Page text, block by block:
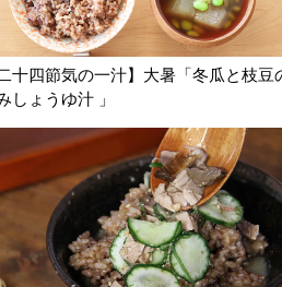
二十四節気の一汁】大暑「冬瓜と枝豆
しょうゆ汁 」